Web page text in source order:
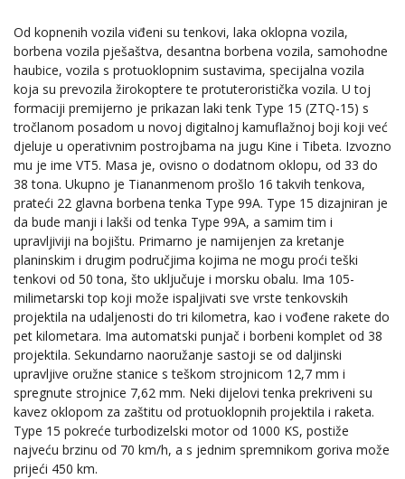
Od kopnenih vozila viđeni su tenkovi, laka oklopna vozila,
borbena vozila pješaštva, desantna borbena vozila, samohodne
haubice, vozila s protuoklopnim sustavima, specijalna vozila
koja su prevozila žirokoptere te protuteroristička vozila. U toj
formaciji premijerno je prikazan laki tenk Type 15 (ZTQ-15) s
tročlanom posadom u novoj digitalnoj kamuflažnoj boji koji već
djeluje u operativnim postrojbama na jugu Kine i Tibeta. Izvozno
mu je ime VT5. Masa je, ovisno o dodatnom oklopu, od 33 do
38 tona. Ukupno je Tiananmenom prošlo 16 takvih tenkova,
prateći 22 glavna borbena tenka Type 99A. Type 15 dizajniran je
da bude manji i lakši od tenka Type 99A, a samim tim i
upravljiviji na bojištu. Primarno je namijenjen za kretanje
planinskim i drugim područjima kojima ne mogu proći teški
tenkovi od 50 tona, što uključuje i morsku obalu. Ima 105-
milimetarski top koji može ispaljivati sve vrste tenkovskih
projektila na udaljenosti do tri kilometra, kao i vođene rakete do
pet kilometara. Ima automatski punjač i borbeni komplet od 38
projektila. Sekundarno naoružanje sastoji se od daljinski
upravljive oružne stanice s teškom strojnicom 12,7 mm i
spregnute strojnice 7,62 mm. Neki dijelovi tenka prekriveni su
kavez oklopom za zaštitu od protuoklopnih projektila i raketa.
Type 15 pokreće turbodizelski motor od 1000 KS, postiže
najveću brzinu od 70 km/h, a s jednim spremnikom goriva može
prijeći 450 km.